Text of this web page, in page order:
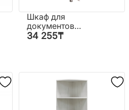
Шкаф для
документов
"Кул-811"
34 255₸